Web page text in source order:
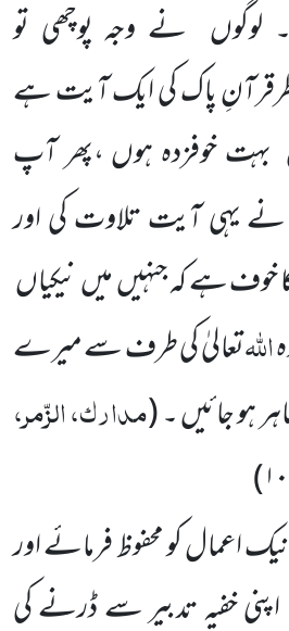
نے وجہ پوچھی تو
پاک کی ایک آیت ہے
بہت خوفزدہہوں ،پھر آپ
نے یہی آیت تلاوت کی اور
خوف ہے کہ جنہیںمیںنیکیاں
اللہتعالیٰ کی طرف سے میرے
ہو جائیں ۔(مدارک، الزّمر،
)
اعمال کو محفوظ فرمائےاور
اپنی خفیہ تدبیر سے ڈرنے کی